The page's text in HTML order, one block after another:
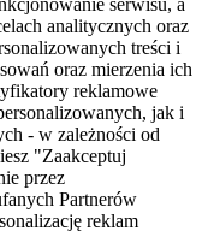
serwisu, a
analitycznych oraz
treści i
oraz mierzenia ich
reklamowe
jak i
- w zależności od
"Zaakceptuj
przez
Partnerów
reklam